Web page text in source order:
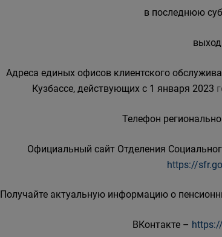
в последнюю
Адреса единых офисов клиентского
Кузбассе, действующих с 1 января 2023
Телефон
Официальный сайт Отделения
https://
Получайте актуальную информацию о
ВКонтакте –